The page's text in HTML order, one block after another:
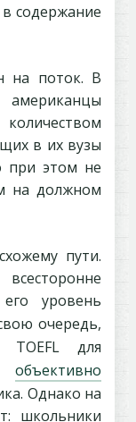
содержание
на поток. В
в их вузы
при этом не
на должном
пути.
уровень
очередь,
для
объективно
Однако на
школьники